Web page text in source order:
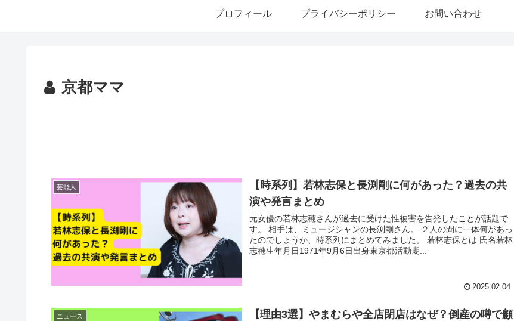
プロフィール プライバシーポリシー お問い合わせ
京都ママ
芸能人
【時系列】若林志保と長渕剛に何があった？過去の共
演や発言まとめ
元女優の若林志穂さんが過去に受けた性被害を告発したことが話題で
す。 相手は、ミュージシャンの長渕剛さん。 ２人の間に一体何があっ
たのでしょうか、時系列にまとめてみました。 若林志保とは 氏名若林
志穂生年月日1971年9月6日出身東京都活動期...
2025.02.04
ニュース
【理由3選】やまむらや全店閉店はなぜ？倒産の噂で顧